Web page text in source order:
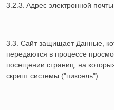
3.2.3. Aдрес электронной
3.3. Сайт защищает Данные,
передаются в процессе
посещении страниц, на
скрипт системы ("пиксель"):